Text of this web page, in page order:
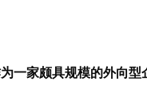
家颇具规模的外向